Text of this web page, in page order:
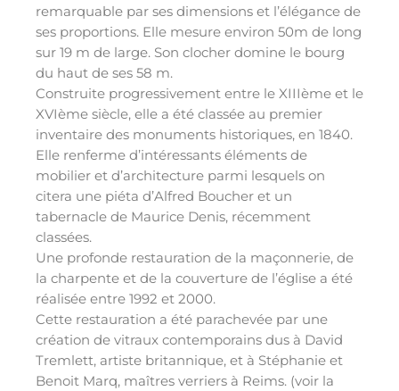
remarquable par ses dimensions et l’élégance de
ses proportions. Elle mesure environ 50m de long
sur 19 m de large. Son clocher domine le bourg
du haut de ses 58 m.
Construite progressivement entre le XIIIème et le
XVIème siècle, elle a été classée au premier
inventaire des monuments historiques, en 1840.
Elle renferme d’intéressants éléments de
mobilier et d’architecture parmi lesquels on
citera une piéta d’Alfred Boucher et un
tabernacle de Maurice Denis, récemment
classées.
Une profonde restauration de la maçonnerie, de
la charpente et de la couverture de l’église a été
réalisée entre 1992 et 2000.
Cette restauration a été parachevée par une
création de vitraux contemporains dus à David
Tremlett, artiste britannique, et à Stéphanie et
Benoit Marq, maîtres verriers à Reims. (voir la